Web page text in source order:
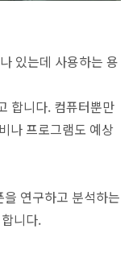
있는데 사용하는 용
합니다. 컴퓨터뿐만
나 프로그램도 예상
연구하고 분석하는
니다.